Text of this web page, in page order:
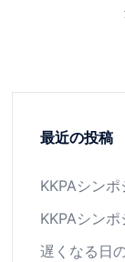
最近の投稿
KKPAシン
KKPAシン
遅くなる日